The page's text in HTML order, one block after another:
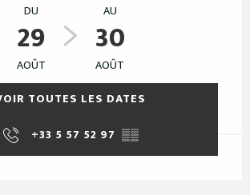
DU
29
AOÛT
AU
30
AOÛT
TOUTES LES DATES
+33 5 57 52 97 ▒▒